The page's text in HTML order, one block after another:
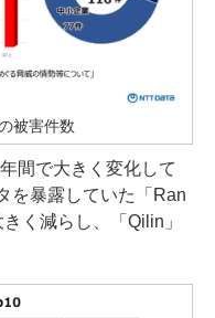
被害件数
間で大きく変化して
を暴露していた「Ran
く減らし、「Qilin」